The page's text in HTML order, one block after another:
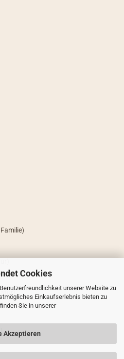
Cookies
unserer Website zu
Einkaufserlebnis bieten zu
Sie in unserer
Akzeptieren